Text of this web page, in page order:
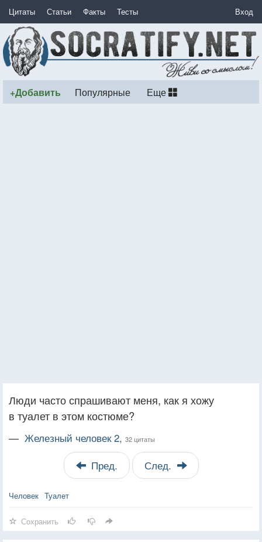
Цитаты Статьи Факты Тесты Вход
+Добавить Популярные Еще
Люди часто спрашивают меня, как я хожу
в туалет в этом костюме?
— Железный человек 2, 32 цитаты
Пред. След.
Человек Туалет
Сохранить